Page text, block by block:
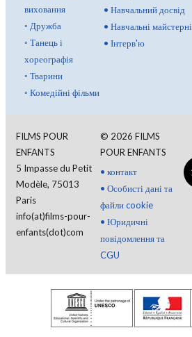
виховання
◦ Дружба
◦ Танець і
хореографія
◦ Тварини
◦ Комедійні фільми
• Навчальний досвід
• Навчальні майстерні
• Інтерв'ю
FILMS POUR
ENFANTS
5 Impasse du Petit
Modèle, 75013
Paris
info(at)films-pour-
enfants(dot)com
© 2026 FILMS
POUR ENFANTS
• контакт
• Особисті дані та
файли cookie
• Юридичні
повідомлення та
CGU